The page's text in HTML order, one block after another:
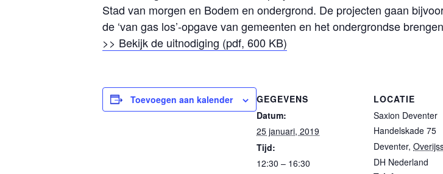
Stad van morgen en Bodem en ondergrond. De projecten gaan
de ‘van gas los’-opgave van gemeenten en het ondergrondse
>> Bekijk de uitnodiging (pdf, 600 KB)
Toevoegen aan kalender
GEGEVENS
Datum:
25 januari, 2019
Tijd:
12:30 – 16:30
LOCATIE
Saxion Deventer
Handelskade 75
Deventer,
DH Nederland